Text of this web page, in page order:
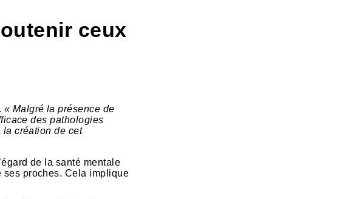
ceux
« Malgré la présence de
des pathologies
la création de cet
de la santé mentale
proches. Cela implique